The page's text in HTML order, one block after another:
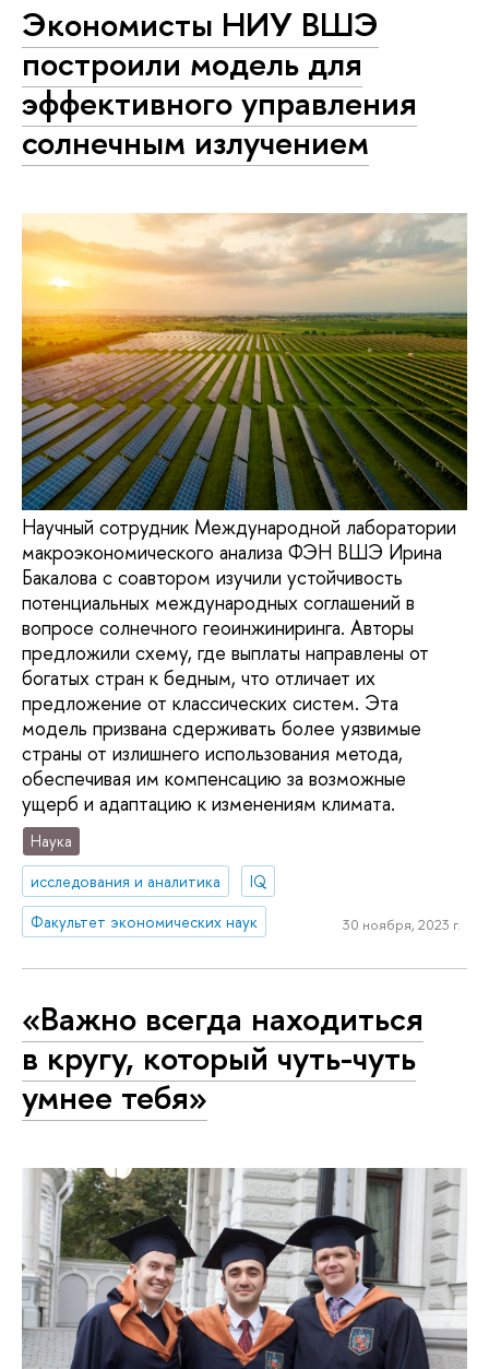
Экономисты НИУ ВШЭ
построили модель для
эффективного управления
солнечным излучением
Научный сотрудник Международной лаборатории
макроэкономического анализа ФЭН ВШЭ Ирина
Бакалова с соавтором изучили устойчивость
потенциальных международных соглашений в
вопросе солнечного геоинжиниринга. Авторы
предложили схему, где выплаты направлены от
богатых стран к бедным, что отличает их
предложение от классических систем. Эта
модель призвана сдерживать более уязвимые
страны от излишнего использования метода,
обеспечивая им компенсацию за возможные
ущерб и адаптацию к изменениям климата.
Наука
исследования и аналитика
IQ
Факультет экономических наук
30 ноября, 2023 г.
«Важно всегда находиться
в кругу, который чуть-чуть
умнее тебя»